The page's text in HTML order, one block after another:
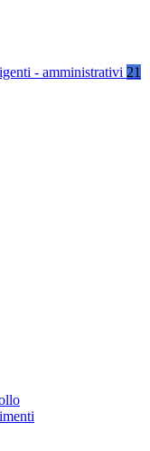
- amministrativi 21